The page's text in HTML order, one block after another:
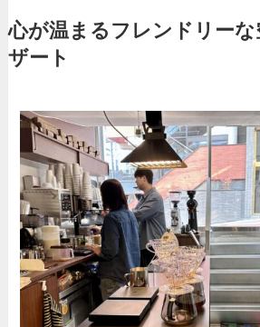
心が温まるフレンドリー
ザート